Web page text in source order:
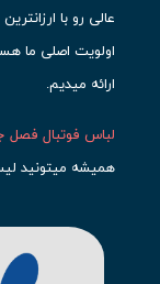
عالی رو با
اولویت اصلی ما
ارائه میدیم.
لباس فوتبال فصل
همیشه میتونید
حتما مشاهده